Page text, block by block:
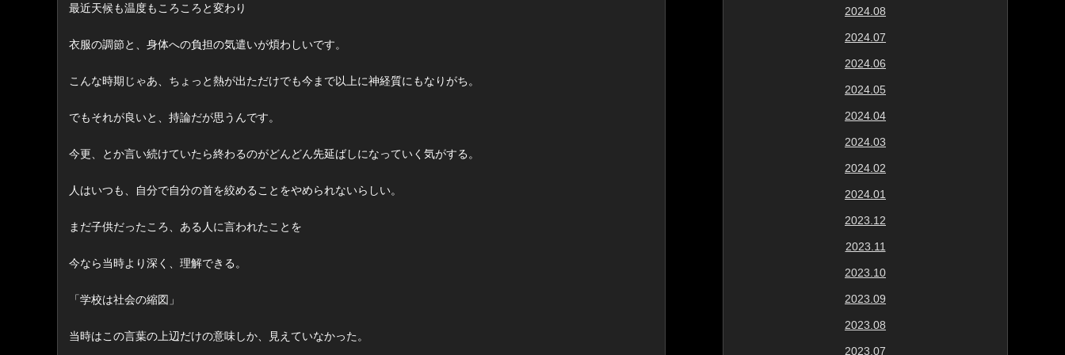
最近天候も温度もころころと変わり
衣服の調節と、身体への負担の気遣いが煩わしいです。
こんな時期じゃあ、ちょっと熱が出ただけでも今まで以上に神経質にもなりがち。
でもそれが良いと、持論だが思うんです。
今更、とか言い続けていたら終わるのがどんどん先延ばしになっていく気がする。
人はいつも、自分で自分の首を絞めることをやめられないらしい。
まだ子供だったころ、ある人に言われたことを
今なら当時より深く、理解できる。
「学校は社会の縮図」
当時はこの言葉の上辺だけの意味しか、見えていなかった。
2024.08
2024.07
2024.06
2024.05
2024.04
2024.03
2024.02
2024.01
2023.12
2023.11
2023.10
2023.09
2023.08
2023.07